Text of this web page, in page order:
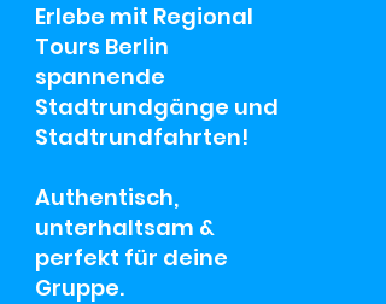
Erlebe mit Regional
Tours Berlin
spannende
Stadtrundgänge und
Stadtrundfahrten!
Authentisch,
unterhaltsam &
perfekt für deine
Gruppe.